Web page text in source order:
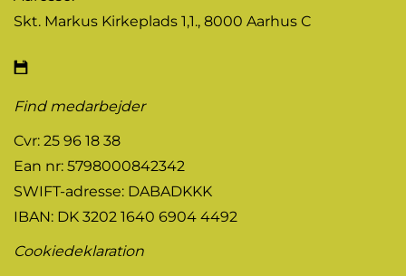
Skt. Markus Kirkeplads 1,1., 8000 Aarhus C
Find medarbejder
Cvr: 25 96 18 38
Ean nr: 5798000842342
SWIFT-adresse: DABADKKK
IBAN: DK 3202 1640 6904 4492
Cookiedeklaration